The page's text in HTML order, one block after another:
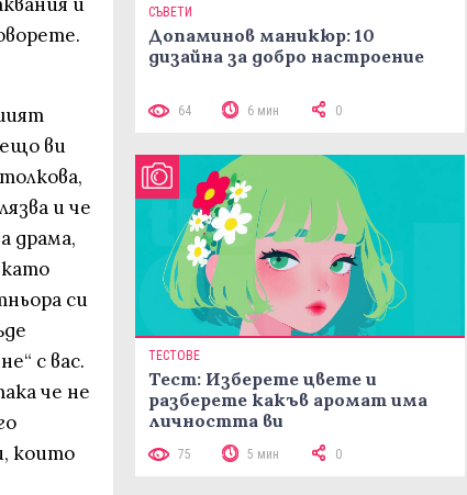
ви
и че
драма,
си
с вас.
че не
които
СЪВЕТИ
Допаминов маникюр: 10
дизайна за добро настроение
64 6 мин 0
ТЕСТОВЕ
Тест: Изберете цвете и
разберете какъв аромат има
личността ви
75 5 мин 0